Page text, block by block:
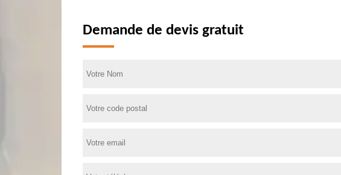
Demande de devis gratuit